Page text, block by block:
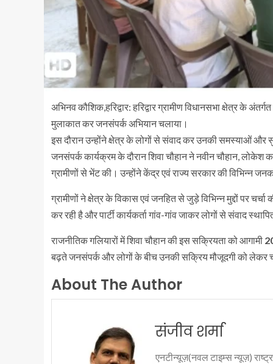
अभिनव कौशिक,हरिद्वार: हरिद्वार ग्रामीण विधानसभा क्षेत्र के
मुलाकात कर जनसंपर्क अभियान चलाया।
इस दौरान उन्होंने क्षेत्र के लोगों से संवाद कर उनकी समस्याओं और
जनसंपर्क कार्यक्रम के दौरान शिवा चौहान ने नवीन चौहान,
ग्रामीणों से भेंट की। उन्होंने केंद्र एवं राज्य सरकार की विभिन्न
ग्रामीणों ने क्षेत्र के विकास एवं जनहित से जुड़े विभिन्न मुद्दों पर
कर रही है और पार्टी कार्यकर्ता गांव-गांव जाकर लोगों से संवाद
राजनीतिक गलियारों में शिवा चौहान की इस सक्रियता को आगामी
बढ़ते जनसंपर्क और लोगों के बीच उनकी सक्रिय मौजूदगी को लेकर
About The Author
संजीव शर्मा
एनटीन्यूज़(नवल टाइम्स न्यूज़)